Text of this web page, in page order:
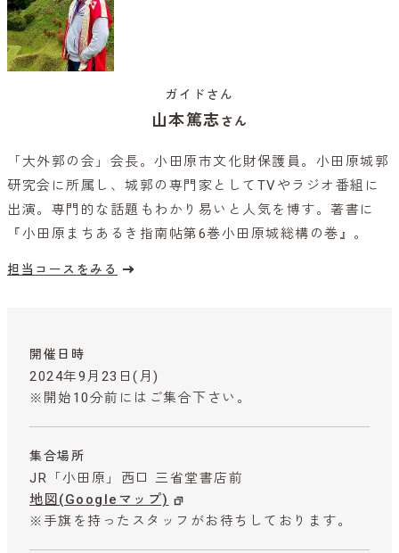
ガイドさん
山本篤志さん
「大外郭の会」会長。小田原市文化財保護員。小田原城郭
研究会に所属し、城郭の専門家としてTVやラジオ番組に
出演。専門的な話題もわかり易いと人気を博す。著書に
『小田原まちあるき指南帖第6巻小田原城総構の巻』。
担当コースをみる
開催日時
2024年9月23日(月)
※開始10分前にはご集合下さい。
集合場所
JR「小田原」西口 三省堂書店前
地図(Googleマップ)
※手旗を持ったスタッフがお待ちしております。